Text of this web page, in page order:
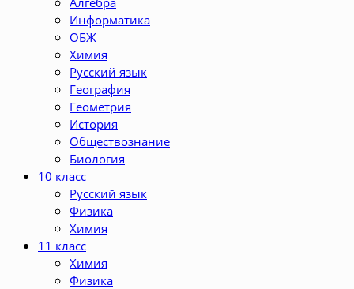
Информатика
ОБЖ
Химия
Русский язык
География
Геометрия
История
Обществознание
Биология
10 класс
Русский язык
Физика
Химия
11 класс
Химия
Физика